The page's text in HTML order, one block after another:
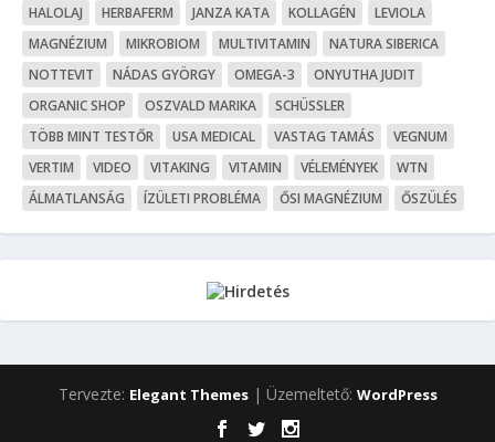
HALOLAJ
HERBAFERM JANZA KATA KOLLAGÉN
LEVIOLA
MAGNÉZIUM
MIKROBIOM MULTIVITAMIN
NATURA SIBERICA
NOTTEVIT
NÁDAS GYÖRGY OMEGA-3
ONYUTHA JUDIT
ORGANIC SHOP
OSZVALD MARIKA
SCHÜSSLER
TÖBB MINT TESTŐR
USA MEDICAL VASTAG TAMÁS
VEGNUM
VERTIM
VIDEO VITAKING VITAMIN VÉLEMÉNYEK
WTN
ÁLMATLANSÁG
ÍZÜLETI PROBLÉMA ŐSI MAGNÉZIUM ŐSZÜLÉS
Tervezte: Elegant Themes| Üzemeltető: WordPress